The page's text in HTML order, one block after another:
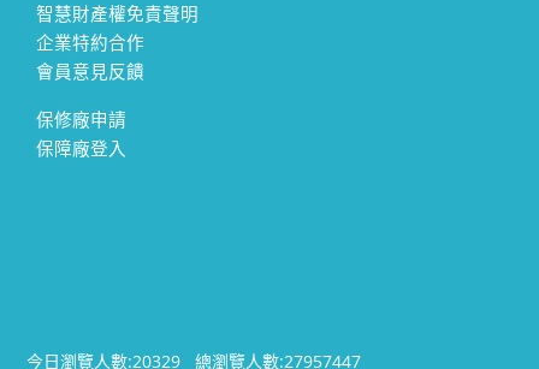
智慧財產權免責聲明
企業特約合作
會員意見反饋
保修廠申請
保障廠登入
今日瀏覽人數:20329總瀏覽人數:27957447